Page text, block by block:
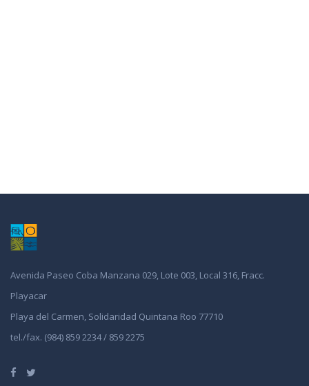
Avenida Paseo Coba Manzana 029, Lote 003, Local 316, Fracc.
Playacar
Playa del Carmen, Solidaridad Quintana Roo 77710
tel./fax. (984) 859 2234 / 859 2275